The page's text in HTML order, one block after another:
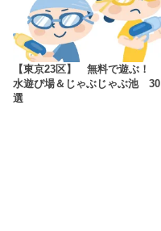
【東京23区】 無料で遊ぶ！
水遊び場＆じゃぶじゃぶ池 30
選